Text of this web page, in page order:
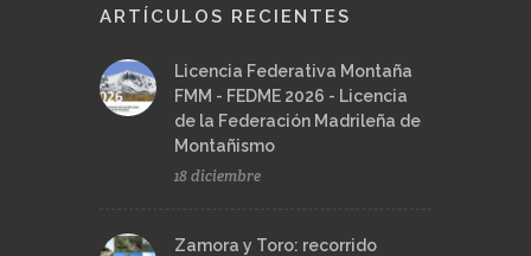
ARTÍCULOS RECIENTES
Licencia Federativa Montaña
FMM - FEDME 2026 - Licencia
de la Federación Madrileña de
Montañismo
18 diciembre
Zamora y Toro: recorrido